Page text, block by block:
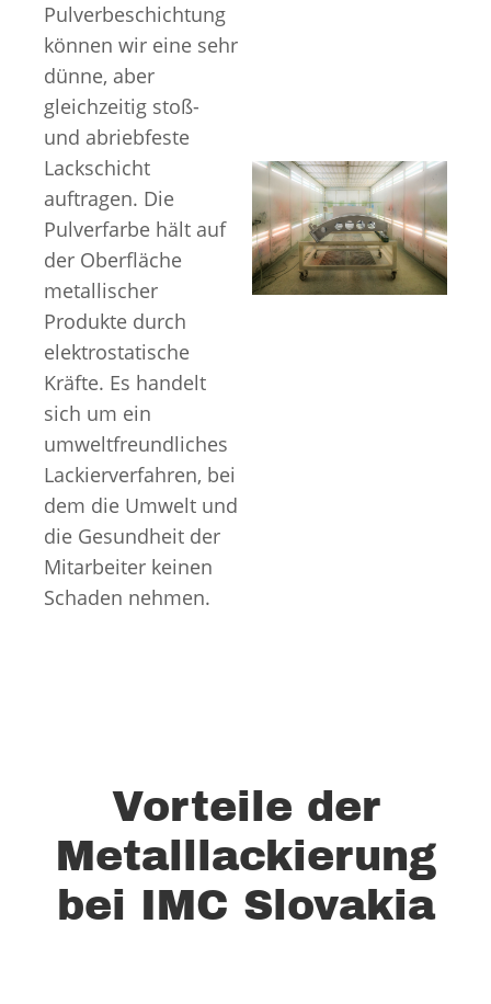
Pulverbeschichtung
können wir eine sehr
dünne, aber
gleichzeitig stoß-
und abriebfeste
Lackschicht
auftragen. Die
Pulverfarbe hält auf
der Oberfläche
metallischer
Produkte durch
elektrostatische
Kräfte. Es handelt
sich um ein
umweltfreundliches
Lackierverfahren, bei
dem die Umwelt und
die Gesundheit der
Mitarbeiter keinen
Schaden nehmen.
Vorteile der
Metalllackierung
bei IMC Slovakia